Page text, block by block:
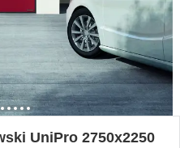
UniPro 2750х2250